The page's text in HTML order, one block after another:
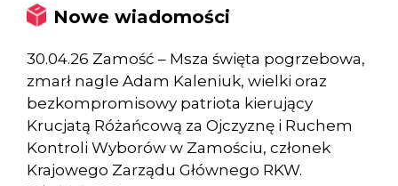
Nowe wiadomości
30.04.26 Zamość – Msza święta pogrzebowa,
zmarł nagle Adam Kaleniuk, wielki oraz
bezkompromisowy patriota kierujący
Krucjatą Różańcową za Ojczyznę i Ruchem
Kontroli Wyborów w Zamościu, członek
Krajowego Zarządu Głównego RKW.